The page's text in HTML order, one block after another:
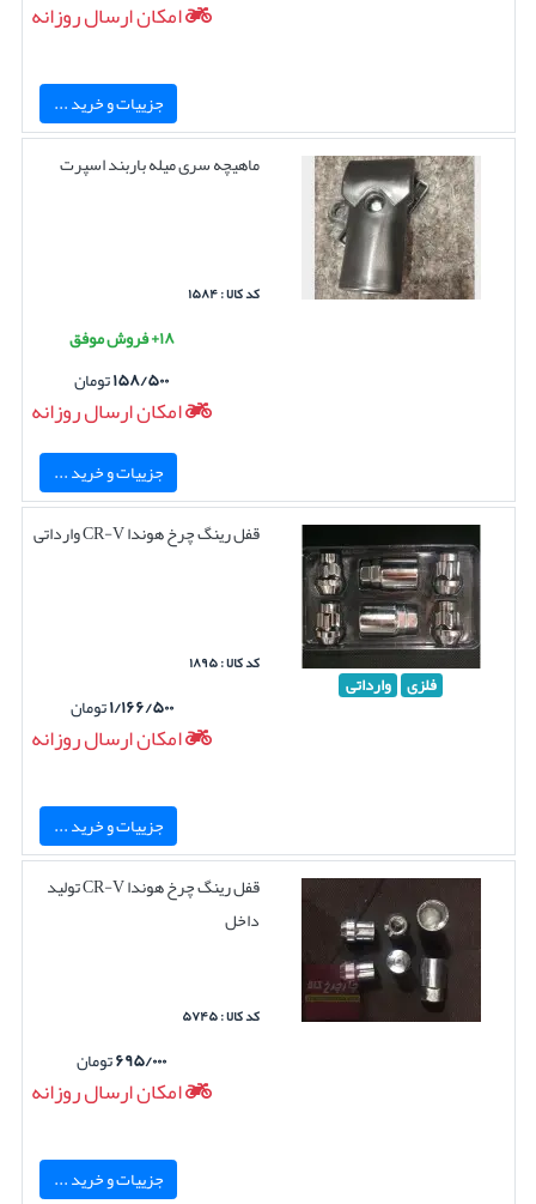
امکان ارسال روزانه
جزییات و خرید ...
ماهیچه سری میله باربند اسپرت
کد کالا : ۱۵۸۴
۱۸+ فروش موفق
۱۵۸/۵۰۰تومان
امکان ارسال روزانه
جزییات و خرید ...
فلزی وارداتی
قفل رینگ چرخ هوندا CR-V وارداتی
کد کالا : ۱۸۹۵
۱/۱۶۶/۵۰۰تومان
امکان ارسال روزانه
جزییات و خرید ...
قفل رینگ چرخ هوندا CR-V تولید
داخل
کد کالا : ۵۷۴۵
۶۹۵/۰۰۰تومان
امکان ارسال روزانه
جزییات و خرید ...